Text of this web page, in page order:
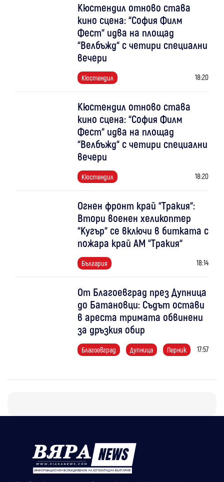
Кюстендил отново става
кино сцена: “София Филм
Фест“ идва на площад
“Велбъжд“ с четири специални
вечери
Кюстендил 18:20
Кюстендил отново става
кино сцена: “София Филм
Фест“ идва на площад
“Велбъжд“ с четири специални
вечери
Кюстендил 18:20
Огнен фронт край “Тракия“:
Втори военен хеликоптер
“Кугър“ се включи в битката с
пожара край АМ “Тракия“
България 18:14
От Благоевград през Дупница
до Батановци: Съдът остави
в ареста тримата обвинени
за дръзкия обир
Благоевград Дупница Перник 17:57